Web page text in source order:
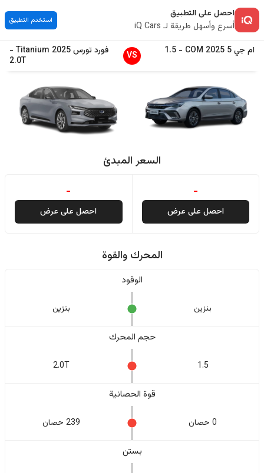
احصل على التطبيق
أسرع وأسهل طريقة لـ iQ Cars
استخدم التطبيق
ام جي5
2025
COM
-
1.5
VS فوردتورس2025
Titanium
-
2.0T
السعر المبدئ
-
احصل على عرض
-
احصل على عرض
المحرك والقوة
الوقود
بنزين بنزين
حجم المحرك
1.5
2.0T
قوة الحصانية
0 حصان 239 حصان
بستن